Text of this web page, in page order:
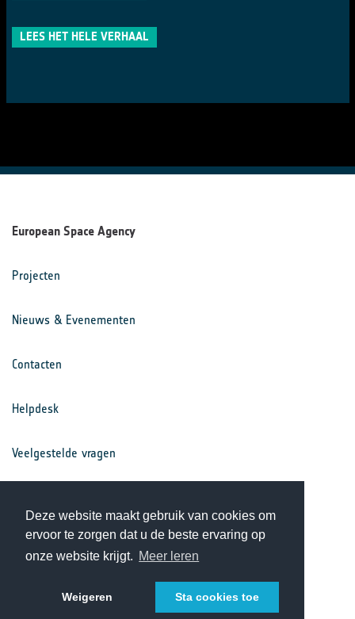
Deze website maakt gebruik van cookies om
ervoor te zorgen dat u de beste ervaring op
onze website krijgt. Meer leren
Weigeren Sta cookies toe
LEES HET HELE VERHAAL
European Space Agency
Projecten
Nieuws & Evenementen
Contacten
Helpdesk
Veelgestelde vragen
Privacy Statement